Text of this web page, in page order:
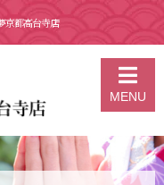
京都高台寺店
MENU
6月 16日 京都 着物レ